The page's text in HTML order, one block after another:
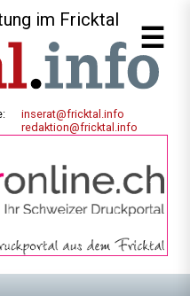
im Fricktal
inserat@fricktal.info
redaktion@fricktal.info